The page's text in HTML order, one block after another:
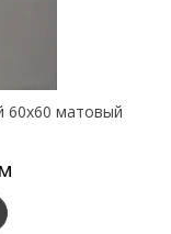
60х60 матовый